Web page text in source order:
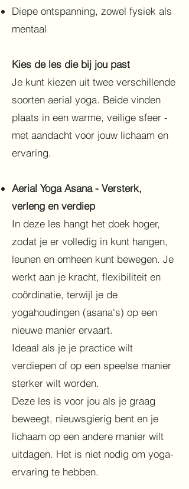
Diepe ontspanning, zowel fysiek als
mentaal
Kies de les die bij jou past
Je kunt kiezen uit twee verschillende
soorten aerial yoga. Beide vinden
plaats in een warme, veilige sfeer -
met aandacht voor jouw lichaam en
ervaring.
Aerial Yoga Asana - Versterk,
verleng en verdiep
In deze les hangt het doek hoger,
zodat je er volledig in kunt hangen,
leunen en omheen kunt bewegen. Je
werkt aan je kracht, flexibiliteit en
coördinatie, terwijl je de
yogahoudingen (asana's) op een
nieuwe manier ervaart.
Ideaal als je je practice wilt
verdiepen of op een speelse manier
sterker wilt worden.
Deze les is voor jou als je graag
beweegt, nieuwsgierig bent en je
lichaam op een andere manier wilt
uitdagen. Het is niet nodig om yoga-
ervaring te hebben.